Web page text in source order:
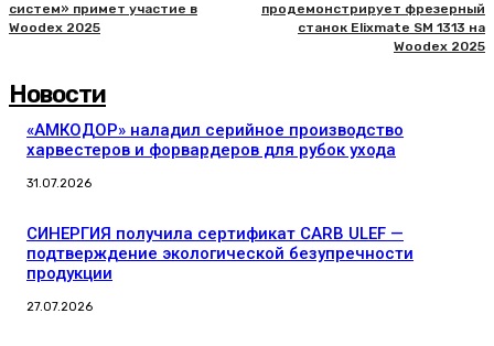
систем» примет участие в
Woodex 2025
продемонстрирует фрезерный
станок Elixmate SM 1313 на
Woodex 2025
Новости
«АМКОДОР» наладил серийное производство
харвестеров и форвардеров для рубок ухода
31.07.2026
СИНЕРГИЯ получила сертификат CARB ULEF —
подтверждение экологической безупречности
продукции
27.07.2026